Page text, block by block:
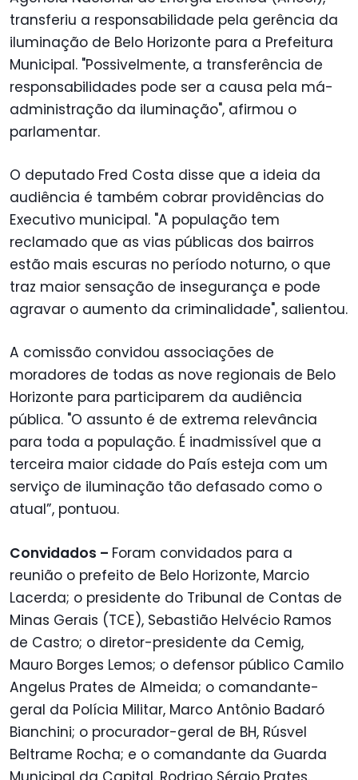
transferiu a responsabilidade pela gerência da
iluminação de Belo Horizonte para a Prefeitura
Municipal. "Possivelmente, a transferência de
responsabilidades pode ser a causa pela má-
administração da iluminação", afirmou o
parlamentar.
O deputado Fred Costa disse que a ideia da
audiência é também cobrar providências do
Executivo municipal. "A população tem
reclamado que as vias públicas dos bairros
estão mais escuras no período noturno, o que
traz maior sensação de insegurança e pode
agravar o aumento da criminalidade", salientou.
A comissão convidou associações de
moradores de todas as nove regionais de Belo
Horizonte para participarem da audiência
pública. "O assunto é de extrema relevância
para toda a população. É inadmissível que a
terceira maior cidade do País esteja com um
serviço de iluminação tão defasado como o
atual”, pontuou.
Convidados – Foram convidados para a
reunião o prefeito de Belo Horizonte, Marcio
Lacerda; o presidente do Tribunal de Contas de
Minas Gerais (TCE), Sebastião Helvécio Ramos
de Castro; o diretor-presidente da Cemig,
Mauro Borges Lemos; o defensor público Camilo
Angelus Prates de Almeida; o comandante-
geral da Polícia Militar, Marco Antônio Badaró
Bianchini; o procurador-geral de BH, Rúsvel
Beltrame Rocha; e o comandante da Guarda